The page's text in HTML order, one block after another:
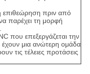
επιθεώρηση πριν από
παρέχει τη μορφή
που επεξεργάζεται την
έχουν μια ανώτερη ομάδα
τις τέλειες προτάσεις